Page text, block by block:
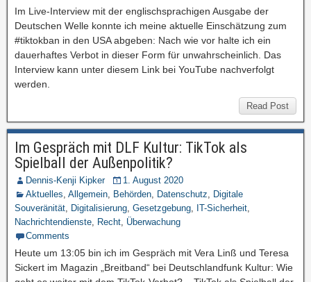
Im Live-Interview mit der englischsprachigen Ausgabe der
Deutschen Welle konnte ich meine aktuelle Einschätzung zum
#tiktokban in den USA abgeben: Nach wie vor halte ich ein
dauerhaftes Verbot in dieser Form für unwahrscheinlich. Das
Interview kann unter diesem Link bei YouTube nachverfolgt
werden.
Read Post
Im Gespräch mit DLF Kultur: TikTok als
Spielball der Außenpolitik?
Dennis-Kenji Kipker
1. August 2020
Aktuelles, Allgemein, Behörden, Datenschutz, Digitale
Souveränität, Digitalisierung, Gesetzgebung, IT-Sicherheit,
Nachrichtendienste, Recht, Überwachung
Comments
Heute um 13:05 bin ich im Gespräch mit Vera Linß und Teresa
Sickert im Magazin „Breitband“ bei Deutschlandfunk Kultur: Wie